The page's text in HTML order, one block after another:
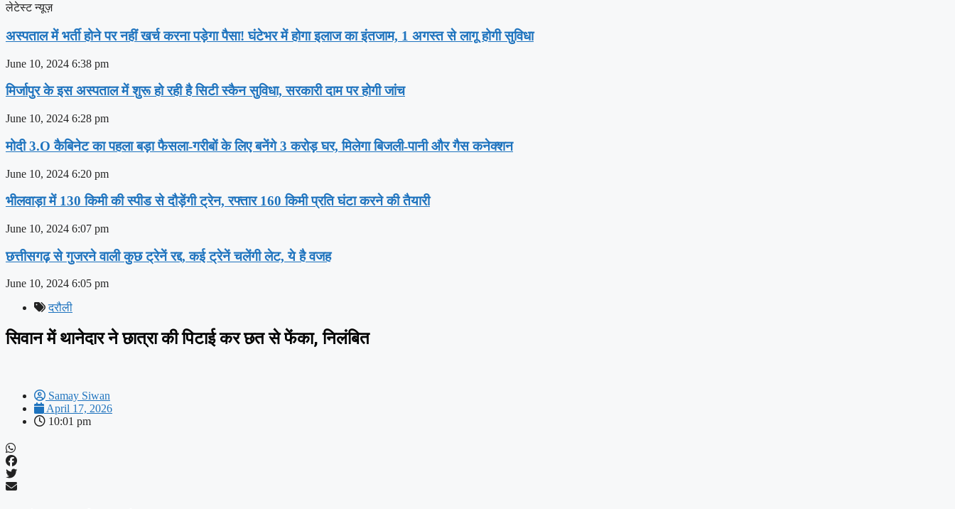
लेटेस्ट न्यूज़
अस्‍पताल में भर्ती होने पर नहीं खर्च करना पड़ेगा पैसा! घंटेभर में होगा इलाज का इंतजाम, 1 अगस्‍त से लागू होगी सुविधा
June 10, 2024 6:38 pm
मिर्जापुर के इस अस्पताल में शुरू हो रही है सिटी स्कैन सुविधा, सरकारी दाम पर होगी जांच
June 10, 2024 6:28 pm
मोदी 3.O कैबिनेट का पहला बड़ा फैसला-गरीबों के ल‍िए बनेंगे 3 करोड़ घर, म‍िलेगा बिजली-पानी और गैस कनेक्‍शन
June 10, 2024 6:20 pm
भीलवाड़ा में 130 किमी की स्पीड से दौड़ेंगी ट्रेन, रफ्तार 160 किमी प्रति घंटा करने की तैयारी
June 10, 2024 6:07 pm
छत्तीसगढ़ से गुजरने वाली कुछ ट्रेनें रद्द, कई ट्रेनें चलेंगी लेट, ये है वजह
June 10, 2024 6:05 pm
दरौली
सिवान में थानेदार ने छात्रा की पिटाई कर छत से फेंका, निलंबित
Samay Siwan
April 17, 2026
10:01 pm